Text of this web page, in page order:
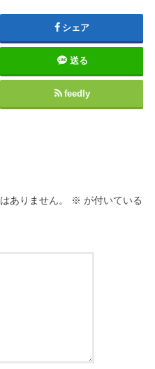
シェア
送る
feedly
ありません。 ※ が付いている